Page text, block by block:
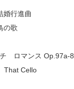
行進曲
の歌
ロマンス Op.97a-8
That Cello